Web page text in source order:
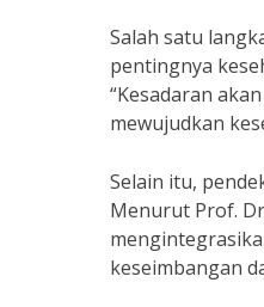
Salah satu
pentingnya
“Kesadaran
mewujudkan
Selain itu,
Menurut Prof.
keseimbangan